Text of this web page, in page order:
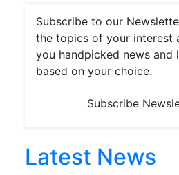
Subscribe to our
the topics of your interest
you handpicked news and
based on your choice.
Subscribe
Latest News